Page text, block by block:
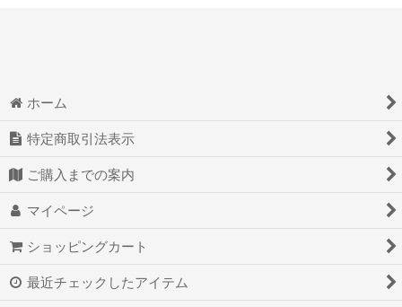
ホーム
特定商取引法表示
ご購入までの案内
マイページ
ショッピングカート
最近チェックしたアイテム